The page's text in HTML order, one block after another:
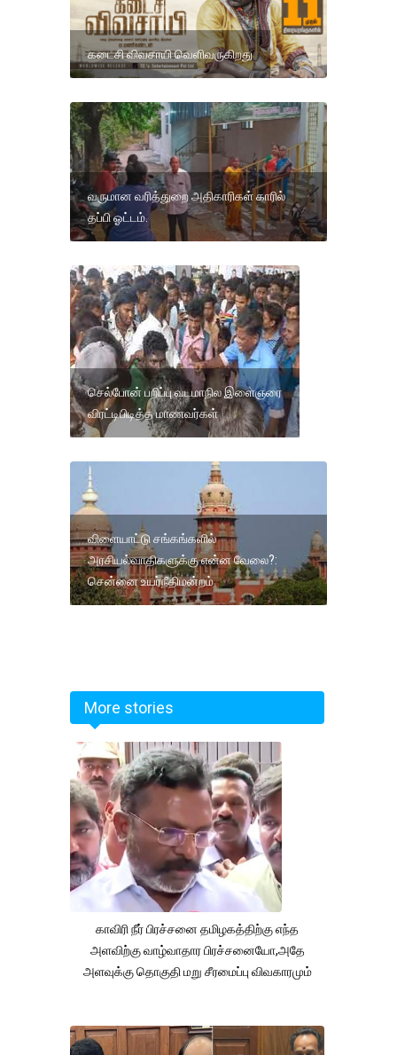
கடைசி விவசாயி வெளிவருகிறது
வருமான வரித்துறை அதிகாரிகள் காரில்
தப்பி ஓட்டம்.
செல்போன் பறிப்பு வடமாநில இளைஞரை
விரட்டிபிடித்த மாணவர்கள்
விளையாட்டு சங்கங்களில்
அரசியல்வாதிகளுக்கு என்ன வேலை?:
சென்னை உயர்நீதிமன்றம்
More stories
காவிரி நீர் பிரச்சனை தமிழகத்திற்கு எந்த
அளவிற்கு வாழ்வாதார பிரச்சனையோ,அதே
அளவுக்கு தொகுதி மறு சீரமைப்பு விவகாரமும்